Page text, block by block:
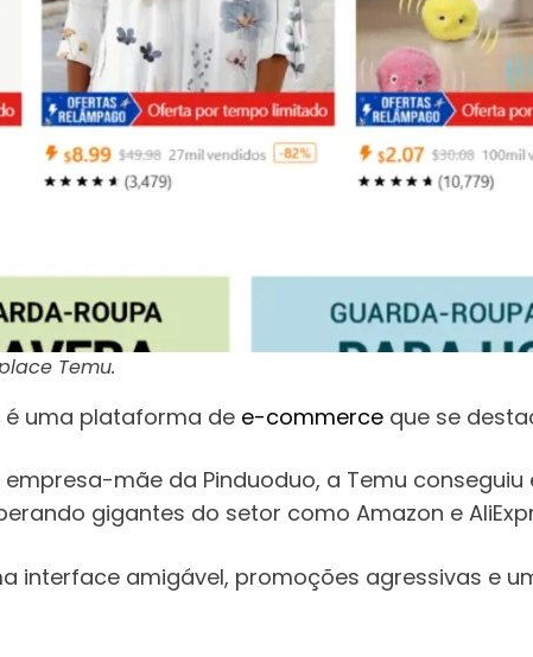
Temu.
é uma plataforma de e-commerce que se
empresa-mãe da Pinduoduo, a Temu
gigantes do setor como Amazon e
interface amigável, promoções agressivas e